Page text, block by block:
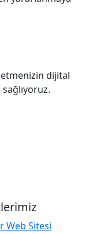
dijital
Web Sitesi